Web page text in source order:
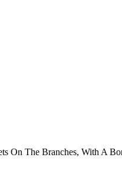
On The Branches, With A